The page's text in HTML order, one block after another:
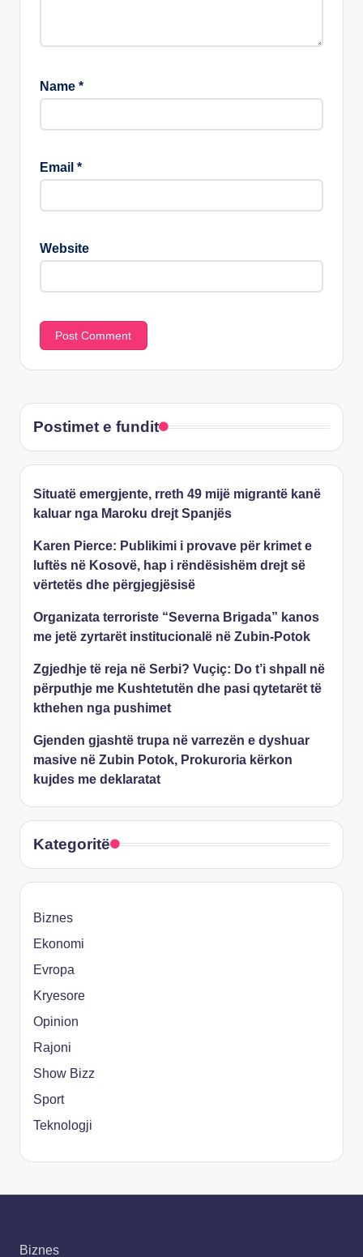
Name *
Email *
Website
Postimet e fundit
Situatë emergjente, rreth 49 mijë migrantë kanë
kaluar nga Maroku drejt Spanjës
Karen Pierce: Publikimi i provave për krimet e
luftës në Kosovë, hap i rëndësishëm drejt së
vërtetës dhe përgjegjësisë
Organizata terroriste “Severna Brigada” kanos
me jetë zyrtarët institucionalë në Zubin-Potok
Zgjedhje të reja në Serbi? Vuçiç: Do t’i shpall në
përputhje me Kushtetutën dhe pasi qytetarët të
kthehen nga pushimet
Gjenden gjashtë trupa në varrezën e dyshuar
masive në Zubin Potok, Prokuroria kërkon
kujdes me deklaratat
Kategoritë
Biznes
Ekonomi
Evropa
Kryesore
Opinion
Rajoni
Show Bizz
Sport
Teknologji
Biznes